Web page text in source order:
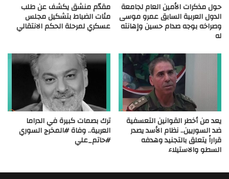
حول مذكرات الأمين العام لجامعة
الدول العربية السابق عمرو موسى
وصراخه بوجه صدام حسين وإهانته
له
مقدّم منشق يكشف عن طلب
مئات الضباط بتشكيل مجلس
عسكري لمرحلة الحكم الانتقالي
يعد من أخطر القوانين التعسفية
ضد السوريين.. نظام الأسد يصدر
قراراً يتعلق بالتجنيد وهدفه
السطو والاستيلاء
ترك بصمات كبيرة في الدراما
العربية.. وفاة #المخرج السوري
#حاتم_علي